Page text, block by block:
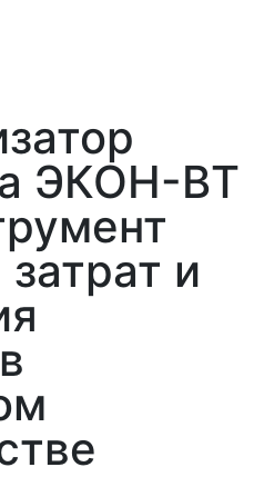
ЭКОН-ВТ
и